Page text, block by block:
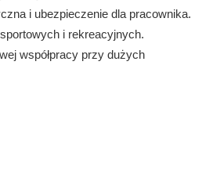
i ubezpieczenie dla pracownika.
i rekreacyjnych.
współpracy przy dużych